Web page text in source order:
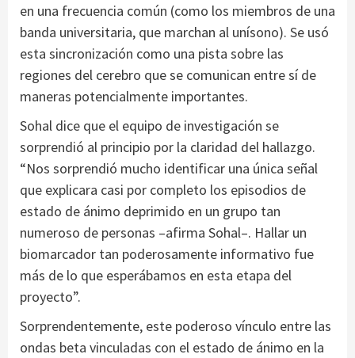
en una frecuencia común (como los miembros de una
banda universitaria, que marchan al unísono). Se usó
esta sincronización como una pista sobre las
regiones del cerebro que se comunican entre sí de
maneras potencialmente importantes.
Sohal dice que el equipo de investigación se
sorprendió al principio por la claridad del hallazgo.
“Nos sorprendió mucho identificar una única señal
que explicara casi por completo los episodios de
estado de ánimo deprimido en un grupo tan
numeroso de personas –afirma Sohal–. Hallar un
biomarcador tan poderosamente informativo fue
más de lo que esperábamos en esta etapa del
proyecto”.
Sorprendentemente, este poderoso vínculo entre las
ondas beta vinculadas con el estado de ánimo en la